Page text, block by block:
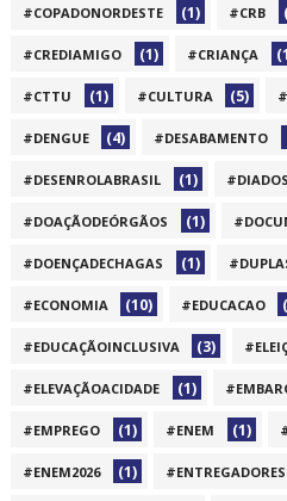
#COPADONORDESTE (1) #CRB
#CREDIAMIGO (1) #CRIANÇA
#CTTU (1) #CULTURA (5)
#DENGUE (4) #DESABAMENTO
#DESENROLABRASIL (1)
#DOAÇÃODEÓRGÃOS (1)
#DOENÇADECHAGAS (1)
#ECONOMIA (10) #EDUCACAO
#EDUCAÇÃOINCLUSIVA (3)
#ELEVAÇÃOACIDADE (1)
#EMPREGO (1) #ENEM (1)
#ENEM2026 (1) #ENTREGADORES